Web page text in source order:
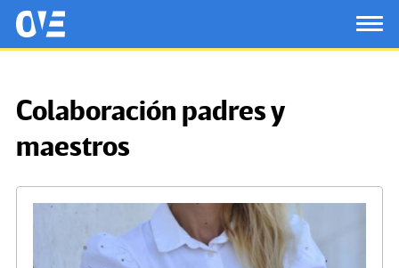
Saltar al contenido principal
OtrasVocesenEducacion.org
Colaboración padres y
maestros